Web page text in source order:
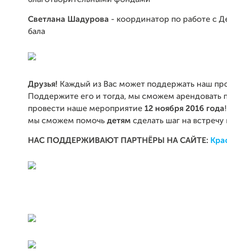
Светлана Шадурова - координатор по работе с
бала
Друзья! Каждый из Вас может поддержать наш
Поддержите его и тогда, мы сможем арендовать
провести наше мероприятие 12 ноября 2016 года
мы сможем помочь детям сделать шаг на встречу
НАС ПОДДЕРЖИВАЮТ ПАРТНЁРЫ НА САЙТЕ: